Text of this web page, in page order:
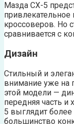
Мазда CX-5
кроссоверов. Но
сравнивается с
Дизайн
Стильный и
внимание уже на
этой модели —
передняя часть
5 выглядит
большинство